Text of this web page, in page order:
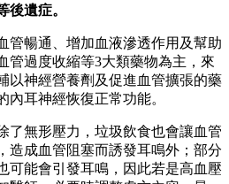
後遺症。
管暢通、增加血液滲透作用及幫助
管過度收縮等3大類藥物為主，來
以神經營養劑及促進血管擴張的藥
耳神經恢復正常功能。
了無形壓力，垃圾飲食也會讓血管
造成血管阻塞而誘發耳鳴外；部分
可能會引發耳鳴，因此若是高血壓